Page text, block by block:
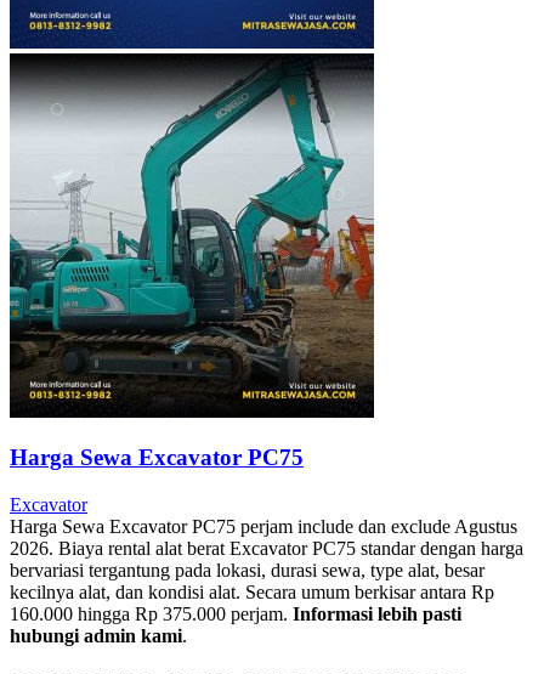
Harga Sewa Excavator PC75
Excavator
Harga Sewa Excavator PC75 perjam include dan exclude Agustus
2026. Biaya rental alat berat Excavator PC75 standar dengan harga
bervariasi tergantung pada lokasi, durasi sewa, type alat, besar
kecilnya alat, dan kondisi alat. Secara umum berkisar antara Rp
160.000 hingga Rp 375.000 perjam. Informasi lebih pasti
hubungi admin kami.